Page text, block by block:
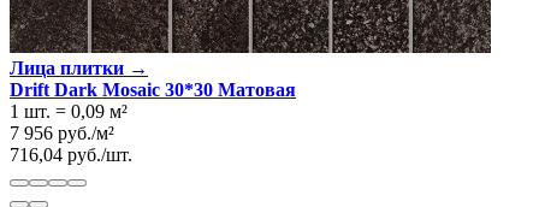
Лица плитки →
Drift Dark Mosaic 30*30 Матовая
1 шт. = 0,09 м²
7 956 руб./м²
716,04 руб./шт.